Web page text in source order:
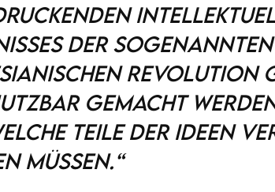
der sogenannten
Revolution
gemacht
Teile der Ideen
müssen.“